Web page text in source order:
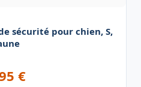
sécurité pour chien, S,
€